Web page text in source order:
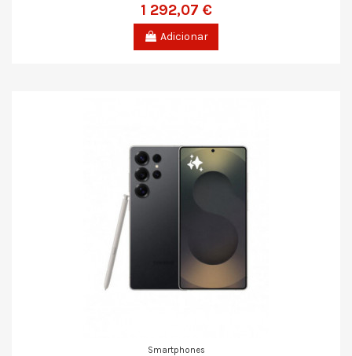
1 292,07 €
Adicionar
Smartphones